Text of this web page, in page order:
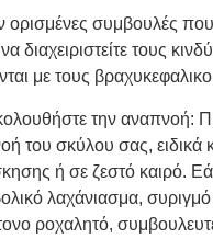
ορισμένες συμβουλές
διαχειριστείτε τους
με τους
την αναπνοή:
του σκύλου σας, ειδικά
ή σε ζεστό καιρό.
λαχάνιασμα,
ροχαλητό,